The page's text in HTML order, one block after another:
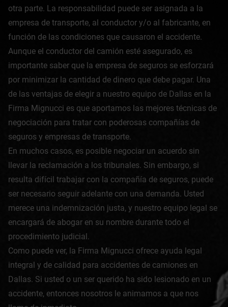
otra parte. La responsabilidad puede ser asignada a la
empresa de transporte, al conductor y/o al fabricante, en
función de las condiciones que causaron el accidente.
Aunque el conductor del camión esté asegurado, es
importante saber que la empresa de seguros se esforzará
por minimizar la cantidad de dinero que debe pagar. Una
de las ventajas de elegir a nuestro equipo de Dallas en la
Firma Mignucci es que aportamos las mejores técnicas de
negociación para tratar con poderosas compañías de
seguros y empresas de transporte.
En muchos casos, es posible negociar un acuerdo sin
llevar la reclamación a los tribunales. Sin embargo, si
resulta difícil trabajar con la compañía de seguros, puede
ser necesario seguir adelante con una demanda. Usted
merece una indemnización justa, y nuestro equipo legal se
encargará de abogar en su nombre durante todo el
procedimiento judicial.
Como puede ver, la Firma Mignucci ofrece ayuda legal
integral y de calidad para accidentes de camiones en
Dallas. Si usted o un ser querido ha sido lesionado en un
accidente, entonces nosotros le animamos a que nos